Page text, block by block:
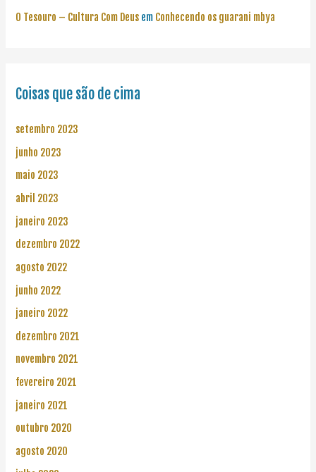
O Tesouro – Cultura Com Deus em Conhecendo os guarani mbya
Coisas que são de cima
setembro 2023
junho 2023
maio 2023
abril 2023
janeiro 2023
dezembro 2022
agosto 2022
junho 2022
janeiro 2022
dezembro 2021
novembro 2021
fevereiro 2021
janeiro 2021
outubro 2020
agosto 2020